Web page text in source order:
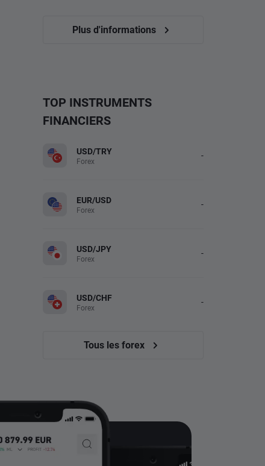
Plus d'informations
TOP INSTRUMENTS
FINANCIERS
USD/TRY
Forex -
EUR/USD
Forex -
USD/JPY
Forex -
USD/CHF
Forex -
Tous les forex